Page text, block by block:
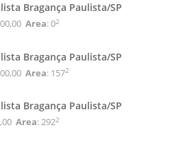
Bragança Paulista/SP
Area: 02
Bragança Paulista/SP
Area: 1572
Bragança Paulista/SP
Area: 2922